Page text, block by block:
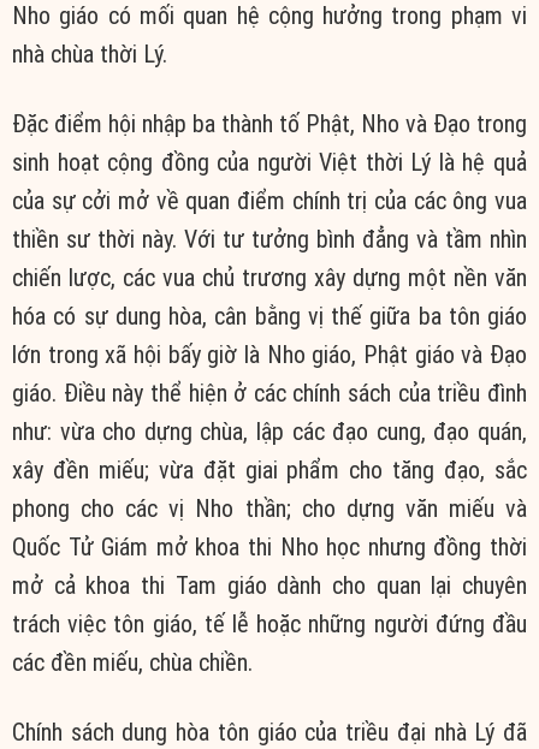
Nho giáo có mối quan hệ cộng hưởng trong phạm vi
nhà chùa thời Lý.
Đặc điểm hội nhập ba thành tố Phật, Nho và Đạo trong
sinh hoạt cộng đồng của người Việt thời Lý là hệ quả
của sự cởi mở về quan điểm chính trị của các ông vua
thiền sư thời này. Với tư tưởng bình đẳng và tầm nhìn
chiến lược, các vua chủ trương xây dựng một nền văn
hóa có sự dung hòa, cân bằng vị thế giữa ba tôn giáo
lớn trong xã hội bấy giờ là Nho giáo, Phật giáo và Đạo
giáo. Điều này thể hiện ở các chính sách của triều đình
như: vừa cho dựng chùa, lập các đạo cung, đạo quán,
xây đền miếu; vừa đặt giai phẩm cho tăng đạo, sắc
phong cho các vị Nho thần; cho dựng văn miếu và
Quốc Tử Giám mở khoa thi Nho học nhưng đồng thời
mở cả khoa thi Tam giáo dành cho quan lại chuyên
trách việc tôn giáo, tế lễ hoặc những người đứng đầu
các đền miếu, chùa chiền.
Chính sách dung hòa tôn giáo của triều đại nhà Lý đã